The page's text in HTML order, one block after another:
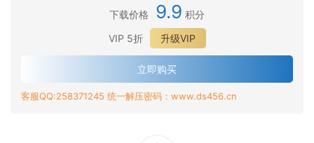
下载价格 9.9 积分
VIP 5折
升级VIP
立即购买
客服QQ:258371245 统一解压密码：www.ds456.cn